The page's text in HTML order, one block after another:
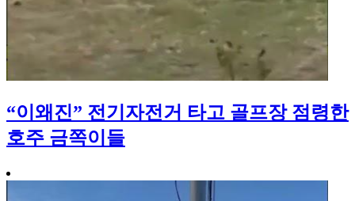
“이왜진” 전기자전거 타고 골프장 점령한
호주 금쪽이들